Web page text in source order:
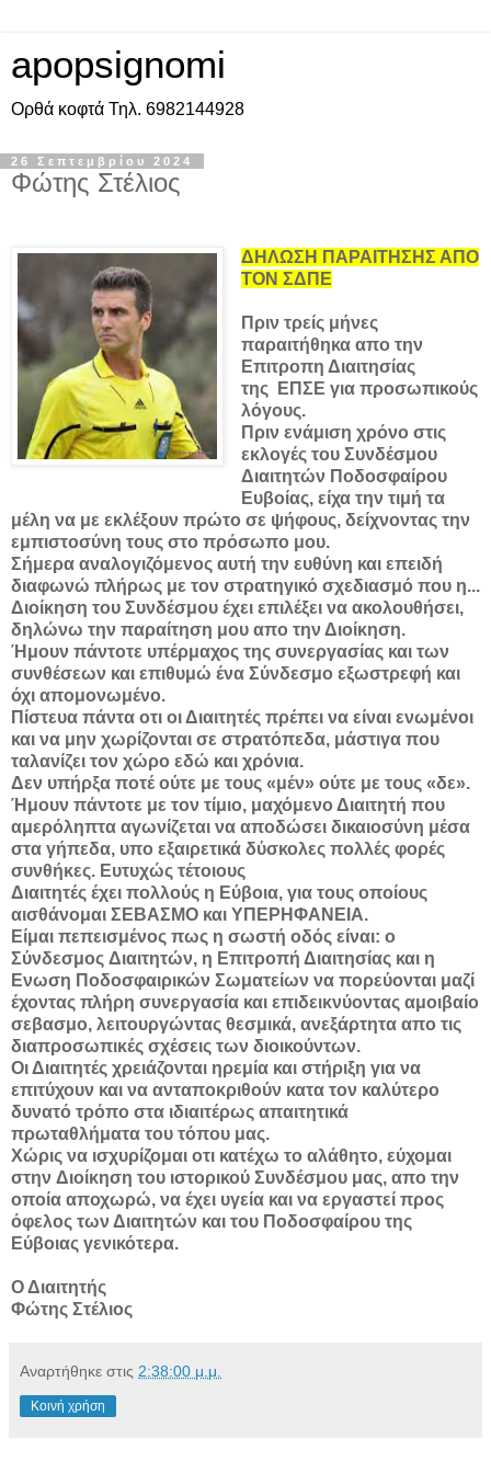
apopsignomi
Ορθά κοφτά Τηλ. 6982144928
26 Σεπτεμβρίου 2024
Φώτης Στέλιος
ΔΗΛΩΣΗ ΠΑΡΑΙΤΗΣΗΣ ΑΠΟ
ΤΟΝ ΣΔΠΕ
Πριν τρείς μήνες
παραιτήθηκα απο την
Επιτροπη Διαιτησίας
της
ΕΠΣΕ για προσωπικούς
λόγους.
Πριν ενάμιση χρόνο στις
εκλογές του Συνδέσμου
Διαιτητών Ποδοσφαίρου
Ευβοίας, είχα την τιμή τα
μέλη να με εκλέξουν πρώτο σε ψήφους, δείχνοντας την
εμπιστοσύνη τους στο πρόσωπο μου.
Σήμερα αναλογιζόμενος αυτή την ευθύνη και επειδή
διαφωνώ πλήρως με τον στρατηγικό σχεδιασμό που η...
Διοίκηση του Συνδέσμου έχει επιλέξει να ακολουθήσει,
δηλώνω την παραίτηση μου απο την Διοίκηση.
Ήμουν πάντοτε υπέρμαχος της συνεργασίας και των
συνθέσεων και επιθυμώ ένα Σύνδεσμο εξωστρεφή και
όχι απομονωμένο.
Πίστευα πάντα οτι οι Διαιτητές πρέπει να είναι ενωμένοι
και να μην χωρίζονται σε στρατόπεδα, μάστιγα που
ταλανίζει τον χώρο εδώ και χρόνια.
Δεν υπήρξα ποτέ ούτε με τους «μέν» ούτε με τους «δε».
Ήμουν πάντοτε με τον τίμιο, μαχόμενο Διαιτητή που
αμερόληπτα αγωνίζεται να αποδώσει δικαιοσύνη μέσα
στα γήπεδα, υπο εξαιρετικά δύσκολες πολλές φορές
συνθήκες. Ευτυχώς τέτοιους
Διαιτητές έχει πολλούς η Εύβοια, για τους οποίους
αισθάνομαι ΣΕΒΑΣΜΟ και ΥΠΕΡΗΦΑΝΕΙΑ.
Είμαι πεπεισμένος πως η σωστή οδός είναι: ο
Σύνδεσμος Διαιτητών, η Επιτροπή Διαιτησίας και η
Ενωση Ποδοσφαιρικών Σωματείων να πορεύονται μαζί
έχοντας πλήρη συνεργασία και επιδεικνύοντας αμοιβαίο
σεβασμο, λειτουργώντας θεσμικά, ανεξάρτητα απο τις
διαπροσωπικές σχέσεις των διοικούντων.
Οι Διαιτητές χρειάζονται ηρεμία και στήριξη για να
επιτύχουν και να ανταποκριθούν κατα τον καλύτερο
δυνατό τρόπο στα ιδιαιτέρως απαιτητικά
πρωταθλήματα του τόπου μας.
Χώρις να ισχυρίζομαι οτι κατέχω το αλάθητο, εύχομαι
στην Διοίκηση του ιστορικού Συνδέσμου μας, απο την
οποία αποχωρώ, να έχει υγεία και να εργαστεί προς
όφελος των Διαιτητών και του Ποδοσφαίρου της
Εύβοιας γενικότερα.
Ο Διαιτητής
Φώτης Στέλιος
Αναρτήθηκε στις 2:38:00 μ.μ.
Κοινή χρήση